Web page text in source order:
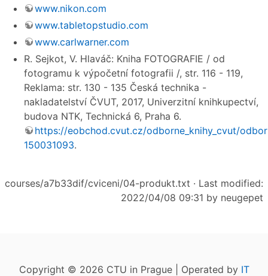
www.nikon.com
www.tabletopstudio.com
www.carlwarner.com
R. Sejkot, V. Hlaváč: Kniha FOTOGRAFIE / od
fotogramu k výpočetní fotografii /, str. 116 - 119,
Reklama: str. 130 - 135 Česká technika -
nakladatelství ČVUT, 2017, Univerzitní knihkupectví,
budova NTK, Technická 6, Praha 6.
https://eobchod.cvut.cz/odborne_knihy_cvut/
150031093.
courses/a7b33dif/cviceni/04-produkt.txt · Last modified:
2022/04/08 09:31 by neugepet
Copyright © 2026 CTU in Prague | Operated by IT